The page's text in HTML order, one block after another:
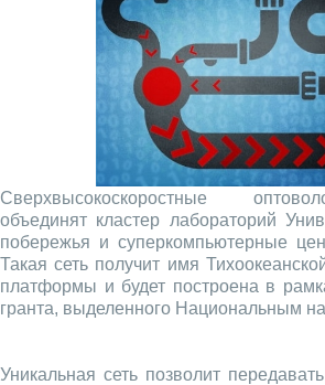
Сверхвысокоскоростные
объединят кластер лабораторий
побережья и суперкомпьютерные
Такая сеть получит имя
платформы и будет построена в
гранта, выделенного Национальным
Уникальная сеть позволит